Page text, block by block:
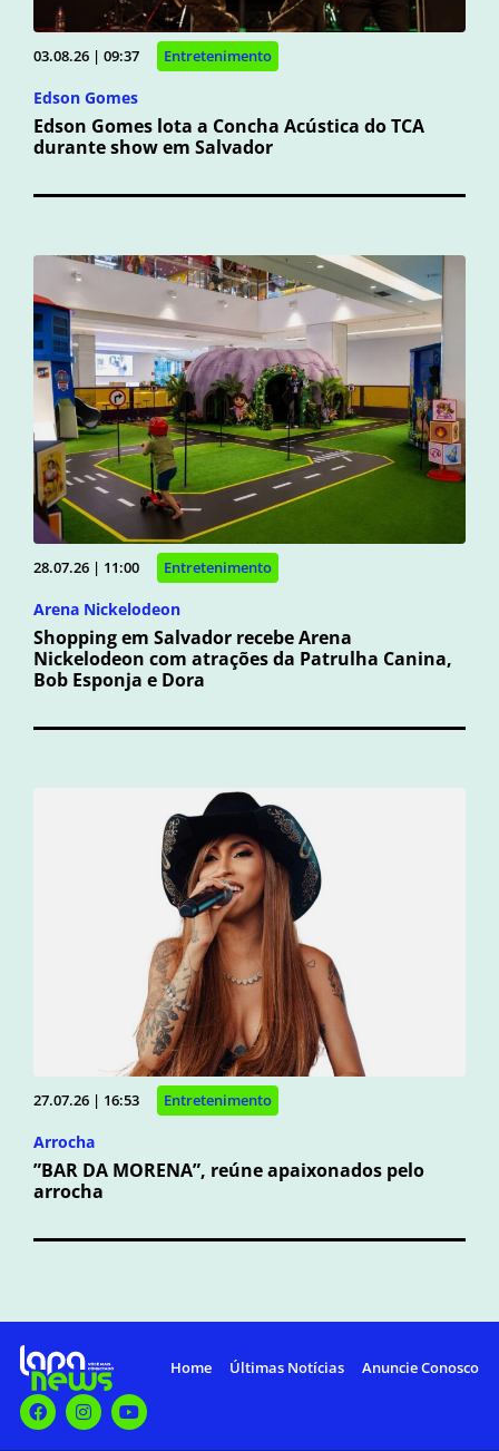
03.08.26 | 09:37 Entretenimento
Edson Gomes
Edson Gomes lota a Concha Acústica do TCA
durante show em Salvador
28.07.26 | 11:00 Entretenimento
Arena Nickelodeon
Shopping em Salvador recebe Arena
Nickelodeon com atrações da Patrulha Canina,
Bob Esponja e Dora
27.07.26 | 16:53 Entretenimento
Arrocha
”BAR DA MORENA”, reúne apaixonados pelo
arrocha
Home Últimas Notícias Anuncie Conosco